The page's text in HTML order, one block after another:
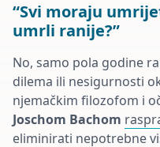
“Svi moraju
umrli ranije?”
No, samo pola godine
dilema ili nesigurnosti
njemačkim filozofom i
Joschom Bachom
eliminirati nepotrebne